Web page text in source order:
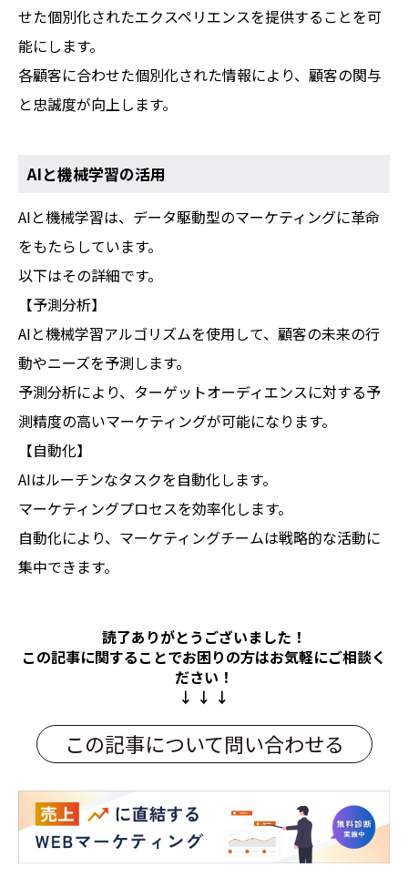
せた個別化されたエクスペリエンスを提供することを可
能にします。
各顧客に合わせた個別化された情報により、顧客の関与
と忠誠度が向上します。
AIと機械学習の活用
AIと機械学習は、データ駆動型のマーケティングに革命
をもたらしています。
以下はその詳細です。
【予測分析】
AIと機械学習アルゴリズムを使用して、顧客の未来の行
動やニーズを予測します。
予測分析により、ターゲットオーディエンスに対する予
測精度の高いマーケティングが可能になります。
【自動化】
AIはルーチンなタスクを自動化します。
マーケティングプロセスを効率化します。
自動化により、マーケティングチームは戦略的な活動に
集中できます。
読了ありがとうございました！
この記事に関することでお困りの方はお気軽にご相談く
ださい！
↓ ↓ ↓
この記事について問い合わせる